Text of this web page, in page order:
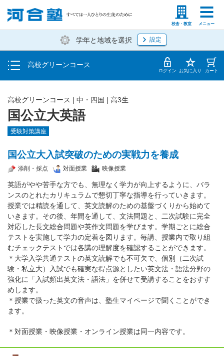
校舎・教室 メニュー
塾生の方 高等学校の先生
学年と地域を選択 設定
高校グリーンコース
学費の仕組み・支払方法
受講開始までの流れ
校舎・教室一覧 ログイン お気に入り カート
高校グリーンコース | 中・四国 | 高3生
国公立大英語
受験対策講座
国公立大入試突破のための実戦力を養成
添削・採点 対面授業 映像授業
英語がやや苦手な方でも、無理なく学力が向上するように、バラ
ンスのとれたカリキュラムで懇切丁寧な指導を行っていきます。
授業では精読を通して、英文読解のための基盤づくりから始めて
いきます。その後、年間を通して、文法問題と、二次試験に完全
対応した長文総合問題や英作文問題を学びます。学期ごとに総合
テストを実施して学力の定着を図ります。毎講、授業内で取り組
むチェックテストでは各講の理解度を確認することができます。
＊大学入学共通テストの英文読解でも不可欠で、個別（二次試
験・私立大）入試でも確実な得点源としたい英文法・語法分野の
強化に「入試頻出英文法・語法」を併せて受講することをおすす
めします。
＊授業で扱った英文の音声は、塾生マイページで聞くことができ
ます。
＊対面授業・映像授業・オンライン授業は同一内容です。